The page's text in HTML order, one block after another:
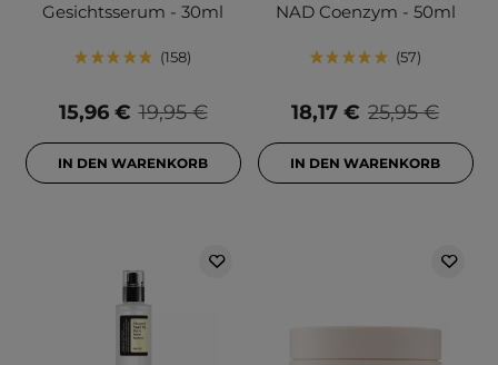
Gesichtsserum - 30ml
158
19,95 €
15,96 €
IN DEN WARENKORB
NAD Coenzym - 50ml
57
25,95 €
18,17 €
IN DEN WARENKORB